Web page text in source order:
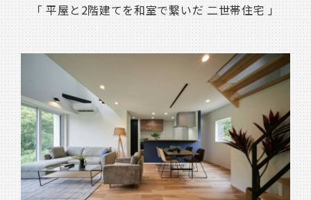
「 平屋と2階建てを和室で繋いだ 二世帯住宅 」